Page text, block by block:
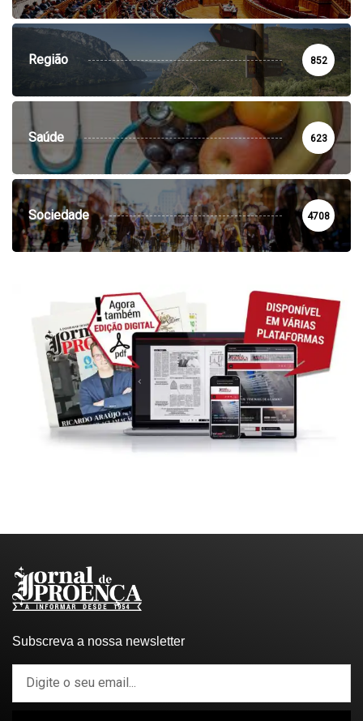
Região 852
Saúde 623
Sociedade 4708
Subscreva a nossa newsletter